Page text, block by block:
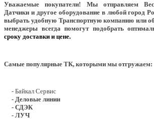
Уважаемые покупатели! Мы отправляем
Датчики и другое оборудование в любой город
выбрать удобную Транспортную компанию или
менеджеры всегда помогут подобрать
сроку доставки и цене.
Самые популярные ТК, которыми мы отгружаем:
- Байкал Сервис
- Деловые линии
- СДЭК
- ЛУЧ